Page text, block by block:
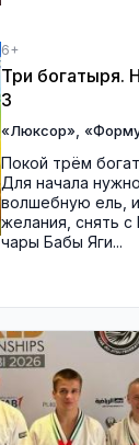
6+
Три богатыря.
3
«Люксор»
Покой трём
Для начала
волшебную ель,
желания, снять
чары Бабы Яги...